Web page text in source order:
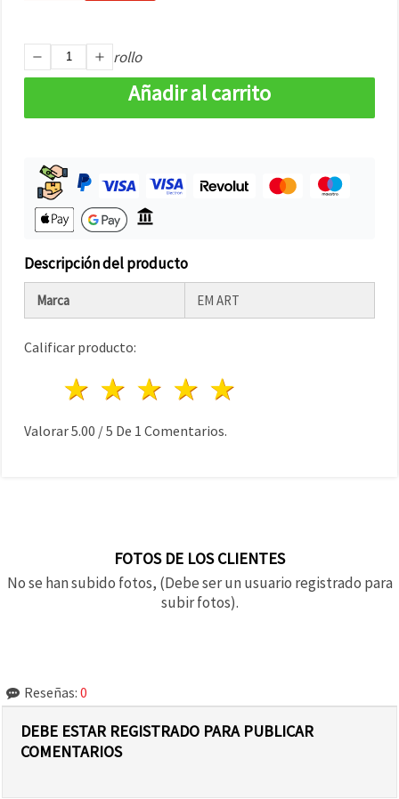
rollo
Añadir al carrito
Descripción del producto
Marca EM ART
Calificar producto:
4 estrellas
3 estrellas
2 estrellas
1 estrella
Valorar5.00 /5 De 1 Comentarios.
FOTOS DE LOS CLIENTES
No se han subido fotos, (Debe ser un usuario registrado para
subir fotos).
Reseñas: 0
DEBE ESTAR REGISTRADO PARA PUBLICAR
COMENTARIOS